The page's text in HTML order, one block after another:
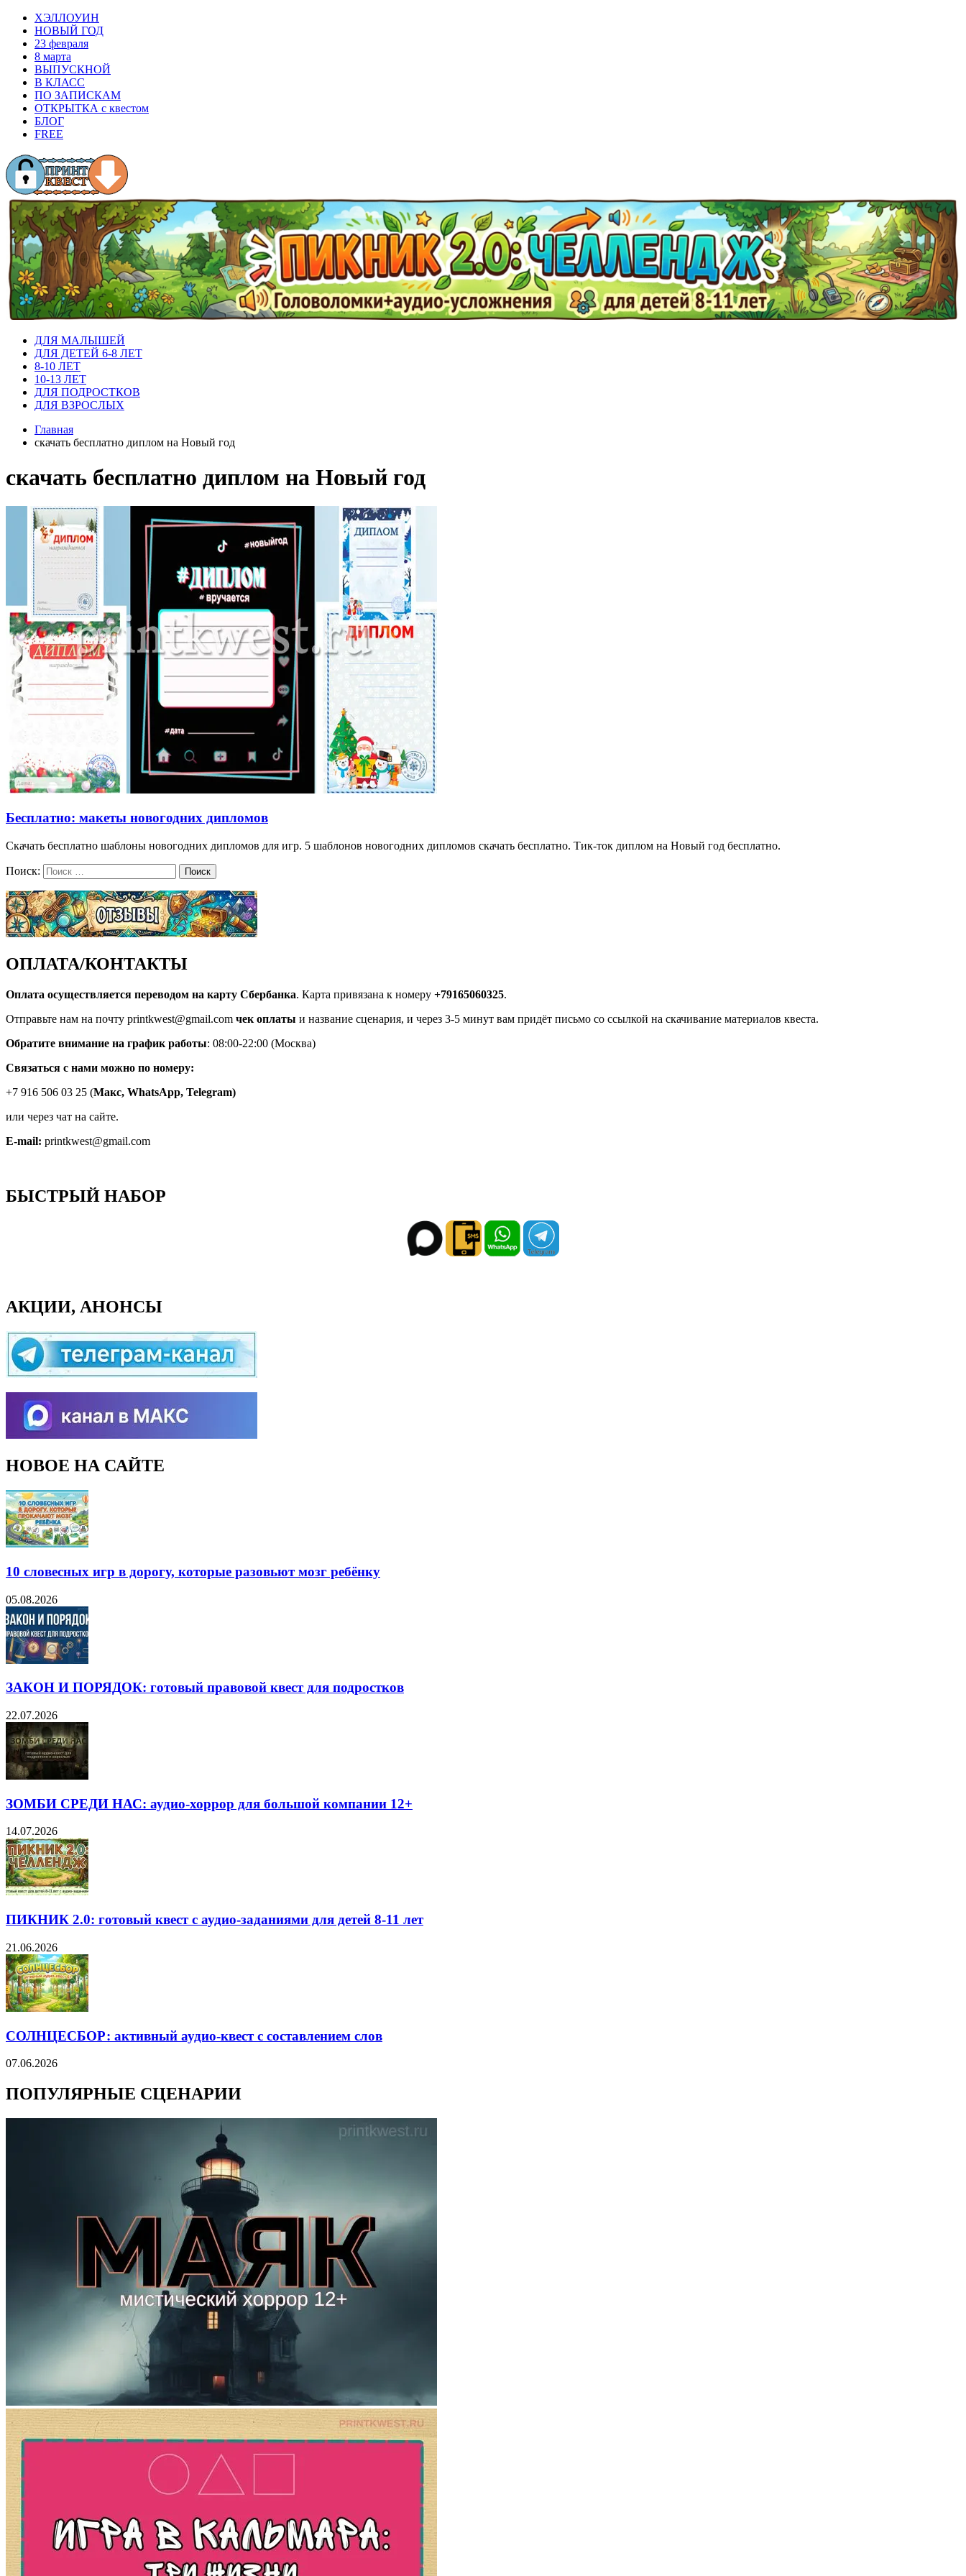
ХЭЛЛОУИН
НОВЫЙ ГОД
23 февраля
8 марта
ВЫПУСКНОЙ
В КЛАСС
ПО ЗАПИСКАМ
ОТКРЫТКА с квестом
БЛОГ
FREE
ДЛЯ МАЛЫШЕЙ
ДЛЯ ДЕТЕЙ 6-8 ЛЕТ
8-10 ЛЕТ
10-13 ЛЕТ
ДЛЯ ПОДРОСТКОВ
ДЛЯ ВЗРОСЛЫХ
Главная
скачать бесплатно диплом на Новый год
скачать бесплатно диплом на Новый год
Бесплатно: макеты новогодних дипломов
Скачать бесплатно шаблоны новогодних дипломов для игр. 5 шаблонов новогодних дипломов скачать бесплатно. Тик-ток диплом на Новый год бесплатно.
Поиск: Поиск
ОПЛАТА/КОНТАКТЫ
Оплата осуществляется переводом на карту Сбербанка. Карта привязана к номеру +79165060325.
Отправьте нам на почту printkwest@gmail.com чек оплаты и название сценария, и через 3-5 минут вам придёт письмо со ссылкой на скачивание материалов квеста.
Обратите внимание на график работы: 08:00-22:00 (Москва)
Связаться с нами можно по номеру:
+7 916 506 03 25 (Макс, WhatsApp, Telegram)
или через чат на сайте.
E-mail: printkwest@gmail.com
БЫСТРЫЙ НАБОР
АКЦИИ, АНОНСЫ
НОВОЕ НА САЙТЕ
10 словесных игр в дорогу, которые разовьют мозг ребёнку
05.08.2026
ЗАКОН И ПОРЯДОК: готовый правовой квест для подростков
22.07.2026
ЗОМБИ СРЕДИ НАС: аудио-хоррор для большой компании 12+
14.07.2026
ПИКНИК 2.0: готовый квест с аудио-заданиями для детей 8-11 лет
21.06.2026
СОЛНЦЕСБОР: активный аудио-квест с составлением слов
07.06.2026
ПОПУЛЯРНЫЕ СЦЕНАРИИ